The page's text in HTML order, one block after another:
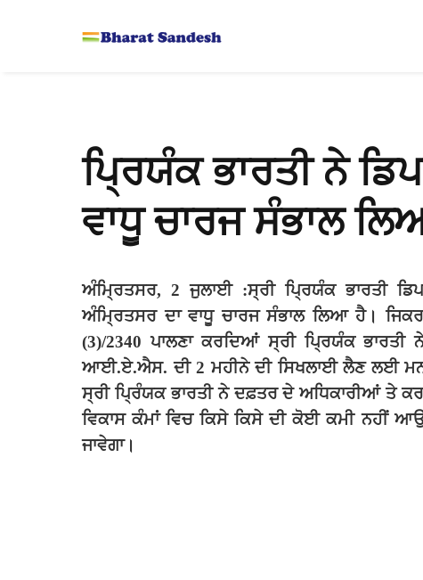
ਪਿ੍ਰਯੰਕ ਭਾਰਤੀ ਨੇ
ਵਾਧੂ ਚਾਰਜ ਸੰਭਾਲ
ਅੰਮਿ੍ਰਤਸਰ, 2ਜੁਲਾਈ:ਸ੍ਰੀ ਪਿ੍ਰਯੰਕ ਭਾਰਤੀ
ਅੰਮਿ੍ਰਤਸਰ ਦਾ ਵਾਧੂ ਚਾਰਜ ਸੰਭਾਲ ਲਿਆ ਹੈ।
(3)/2340ਪਾਲਣਾ ਕਰਦਿਆਂ ਸ੍ਰੀ ਪਿ੍ਰਯੰਕ ਭਾਰਤੀ
ਆਈ.ਏ.ਐਸ.ਦੀ2ਮਹੀਨੇ ਦੀ ਸਿਖਲਾਈ ਲੈਣ ਲਈ
ਸ੍ਰੀ ਪਿ੍ਰੰਯਕ ਭਾਰਤੀ ਨੇ ਦਫ਼ਤਰ ਦੇ ਅਧਿਕਾਰੀਆਂ ਤੇ
ਵਿਕਾਸ ਕੰਮਾਂ ਵਿਚ ਕਿਸੇ ਕਿਸੇ ਦੀ ਕੋਈ ਕਮੀ ਨਹੀਂ
ਜਾਵੇਗਾ।